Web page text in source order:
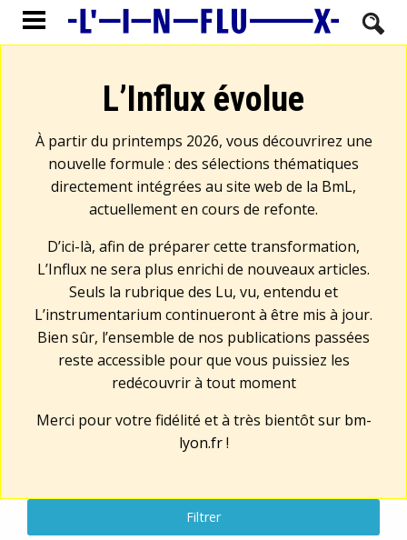
L’Influx évolue
À partir du printemps 2026, vous découvrirez une
nouvelle formule : des sélections thématiques
directement intégrées au site web de la BmL,
actuellement en cours de refonte.
D’ici-là, afin de préparer cette transformation,
L’Influx ne sera plus enrichi de nouveaux articles.
Seuls la rubrique des Lu, vu, entendu et
L’instrumentarium continueront à être mis à jour.
Bien sûr, l’ensemble de nos publications passées
reste accessible pour que vous puissiez les
redécouvrir à tout moment
Merci pour votre fidélité et à très bientôt sur bm-
lyon.fr!
Filtrer